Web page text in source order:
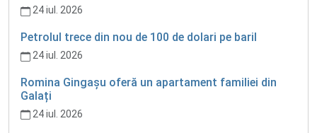
24 iul. 2026
Petrolul trece din nou de 100 de dolari pe baril
24 iul. 2026
Romina Gingașu oferă un apartament familiei din
Galați
24 iul. 2026